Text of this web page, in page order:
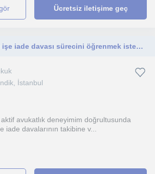
Ücretsiz iletişime geç
İşçilik alacakları ve işe iade davası sürecini öğrenmek isteyen genç meslektaşlarıma yönelik özel dersler
İstanbul
aktif avukatlık deneyimim doğrultusunda
iade davalarının takibine v...